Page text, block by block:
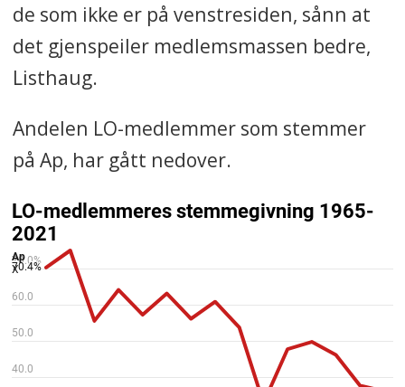
de som ikke er på venstresiden, sånn at
det gjenspeiler medlemsmassen bedre,
Listhaug.
Andelen LO-medlemmer som stemmer
på Ap, har gått nedover.